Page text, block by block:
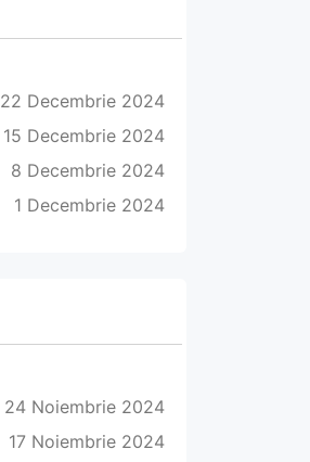
22 Decembrie 2024
15 Decembrie 2024
8 Decembrie 2024
1 Decembrie 2024
24 Noiembrie 2024
17 Noiembrie 2024